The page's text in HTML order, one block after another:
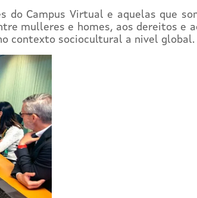
do Campus Virtual e aquelas que
mulleres e homes, aos dereitos
contexto sociocultural a nivel global.